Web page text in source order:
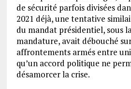
de sécurité parfois divisées
2021 déjà, une tentative
du mandat présidentiel, sous
mandature, avait débouché
affrontements armés entre
qu’un accord politique ne
désamorcer la crise.